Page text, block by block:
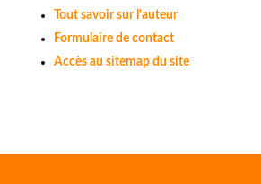
Tout savoir sur l'auteur
Formulaire de contact
Accès au sitemap du site